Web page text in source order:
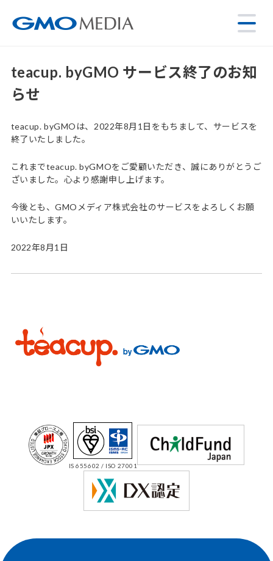
teacup. byGMO サービス終了のお知
らせ
teacup. byGMOは、2022年8月1日をもちまして、サービスを
終了いたしました。
これまでteacup. byGMOをご愛顧いただき、誠にありがとうご
ざいました。心より感謝申し上げます。
今後とも、GMOメディア株式会社のサービスをよろしくお願
いいたします。
2022年8月1日
IS 655602 / ISO 27001